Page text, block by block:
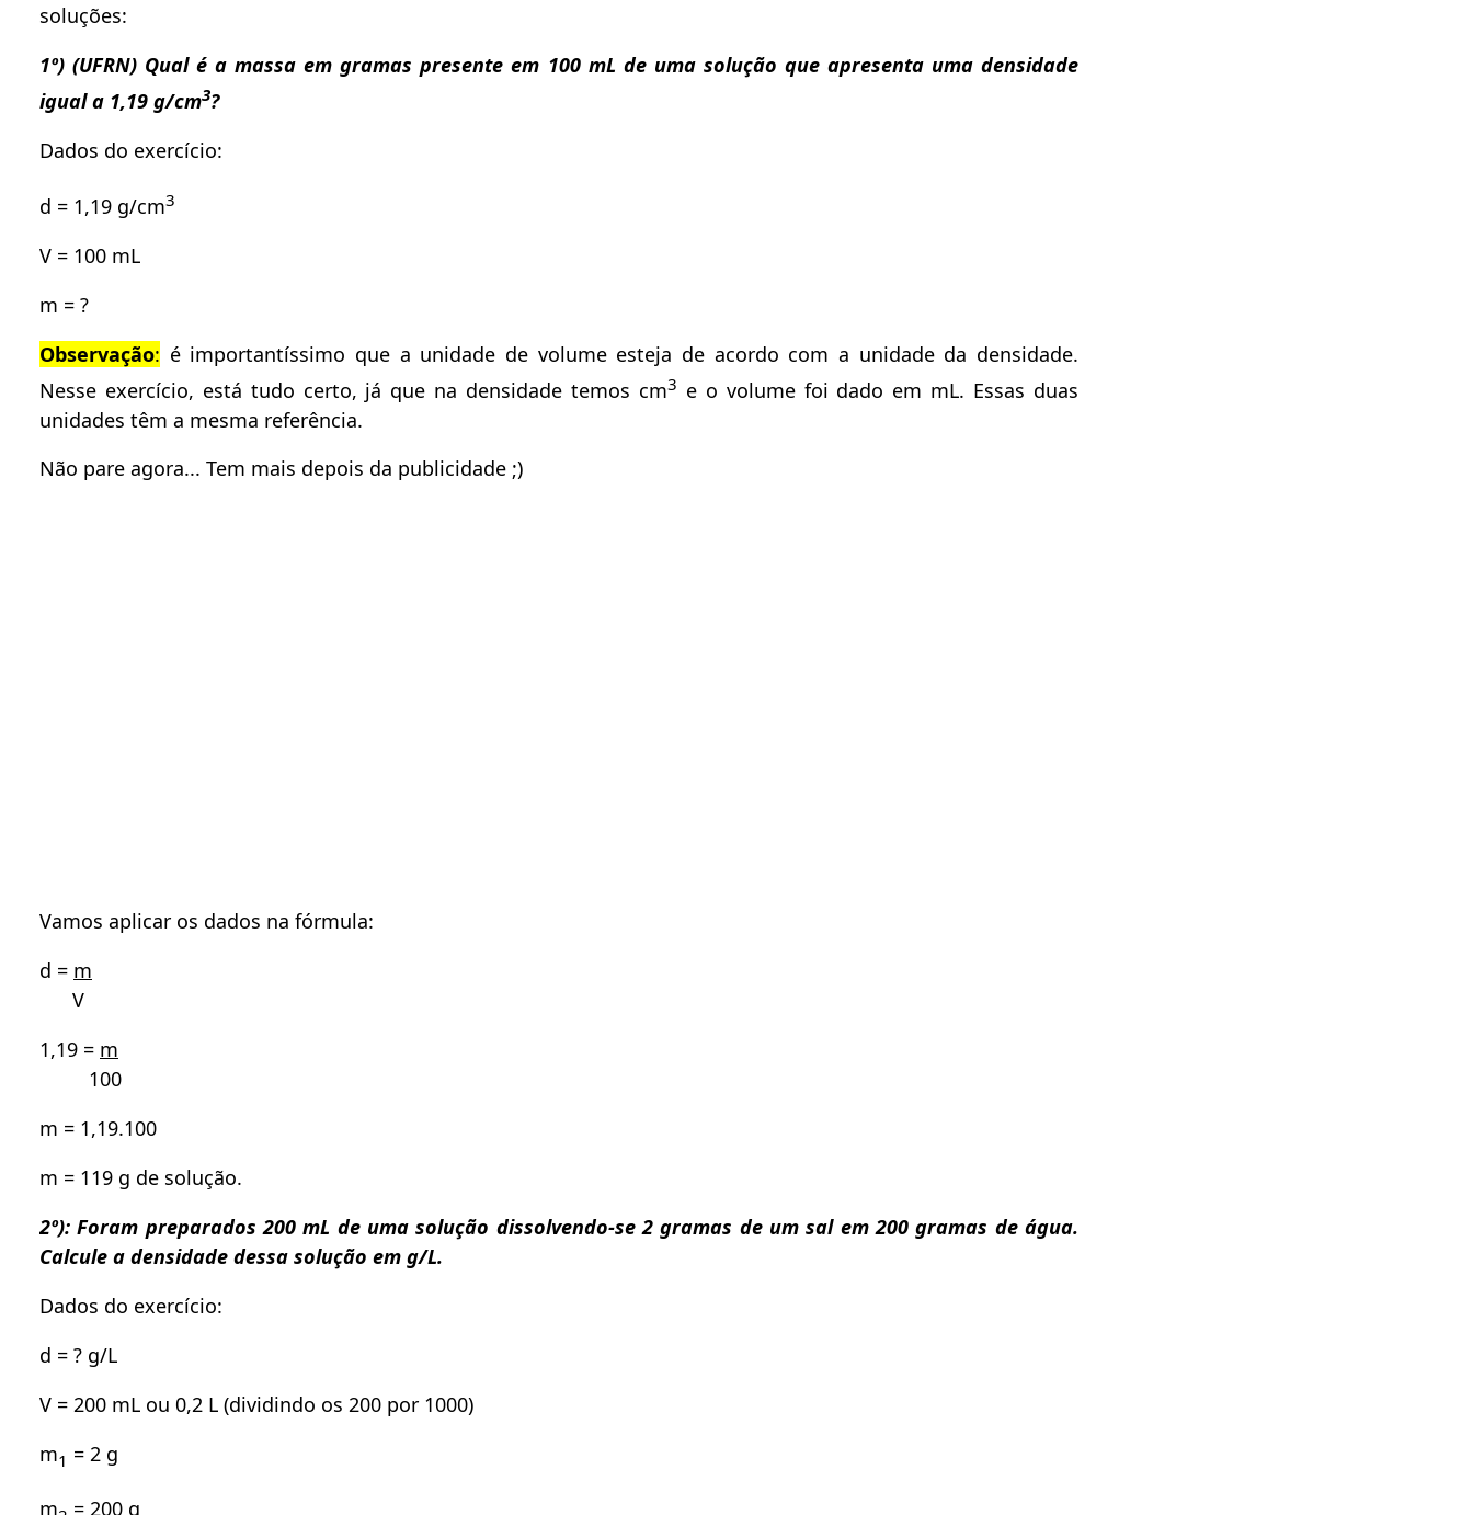
soluções:
1º) (UFRN) Qual é a massa em gramas presente em 100 mL de uma solução que apresenta uma densidade
igual a 1,19 g/cm3?
Dados do exercício:
d = 1,19 g/cm3
V = 100 mL
m = ?
Observação: é importantíssimo que a unidade de volume esteja de acordo com a unidade da densidade.
Nesse exercício, está tudo certo, já que na densidade temos cm3 e o volume foi dado em mL. Essas duas
unidades têm a mesma referência.
Não pare agora... Tem mais depois da publicidade ;)
Vamos aplicar os dados na fórmula:
d = m
V
1,19 = m
100
m = 1,19.100
m = 119 g de solução.
2º): Foram preparados 200 mL de uma solução dissolvendo-se 2 gramas de um sal em 200 gramas de água.
Calcule a densidade dessa solução em g/L.
Dados do exercício:
d = ? g/L
V = 200 mL ou 0,2 L (dividindo os 200 por 1000)
m1 = 2 g
m = 200 g